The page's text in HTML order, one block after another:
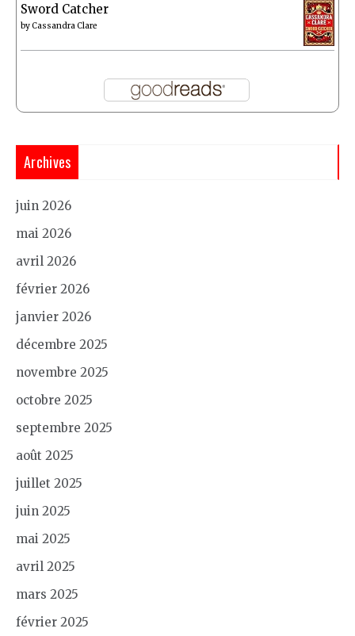
Sword Catcher
byCassandra Clare
Archives
juin 2026
mai 2026
avril 2026
février 2026
janvier 2026
décembre 2025
novembre 2025
octobre 2025
septembre 2025
août 2025
juillet 2025
juin 2025
mai 2025
avril 2025
mars 2025
février 2025